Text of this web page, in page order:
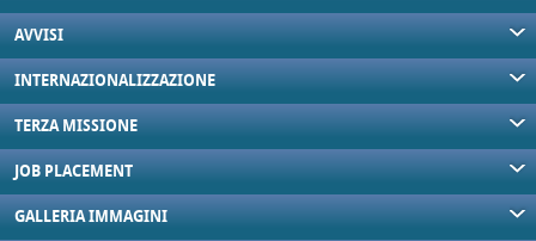
AVVISI
INTERNAZIONALIZZAZIONE
TERZA MISSIONE
JOB PLACEMENT
GALLERIA IMMAGINI